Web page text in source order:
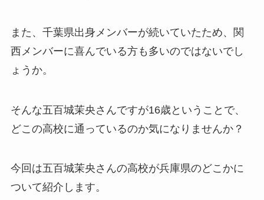
また、千葉県出身メンバーが続いていたため、関
西メンバーに喜んでいる方も多いのではないでし
ょうか。
そんな五百城茉央さんですが16歳ということで、
どこの高校に通っているのか気になりませんか？
今回は五百城茉央さんの高校が兵庫県のどこかに
ついて紹介します。